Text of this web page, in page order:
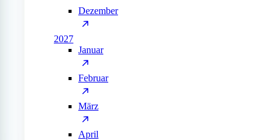
Dezember
2027
Januar
Februar
März
April